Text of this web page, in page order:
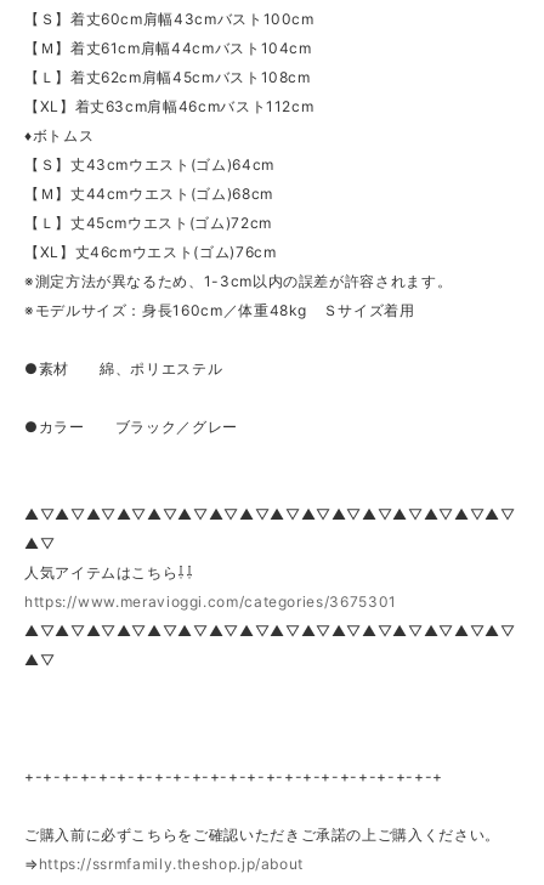
【Ｓ】着丈60cm肩幅43cmバスト100cm
【Ｍ】着丈61cm肩幅44cmバスト104cm
【Ｌ】着丈62cm肩幅45cmバスト108cm
【XL】着丈63cm肩幅46cmバスト112cm
♦ボトムス
【Ｓ】丈43cmウエスト(ゴム)64cm
【Ｍ】丈44cmウエスト(ゴム)68cm
【Ｌ】丈45cmウエスト(ゴム)72cm
【XL】丈46cmウエスト(ゴム)76cm
※測定方法が異なるため、1-3cm以内の誤差が許容されます。
※モデルサイズ：身長160cm／体重48kg Ｓサイズ着用
●素材 綿、ポリエステル
●カラー ブラック／グレー
▲▽▲▽▲▽▲▽▲▽▲▽▲▽▲▽▲▽▲▽▲▽▲▽▲▽▲▽▲▽▲▽
▲▽
人気アイテムはこちら⇩⇩
https://www.meravioggi.com/categories/3675301
▲▽▲▽▲▽▲▽▲▽▲▽▲▽▲▽▲▽▲▽▲▽▲▽▲▽▲▽▲▽▲▽
▲▽
+-+-+-+-+-+-+-+-+-+-+-+-+-+-+-+-+-+-+-+-+-+-+
ご購入前に必ずこちらをご確認いただきご承諾の上ご購入ください。
⇒ https://ssrmfamily.theshop.jp/about